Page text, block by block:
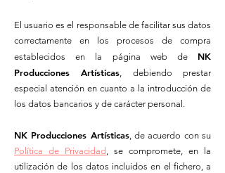
El usuario es el responsable de facilitar sus datos
correctamente en los procesos de compra
establecidos en la página web de NK
Producciones Artísticas, debiendo prestar
especial atención en cuanto a la introducción de
los datos bancarios y de carácter personal.
NK Producciones Artísticas, de acuerdo con su
Política de Privacidad, se compromete, en la
utilización de los datos incluidos en el fichero, a